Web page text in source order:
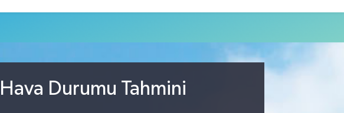
14.598,00 %0
Durumu Tahmini